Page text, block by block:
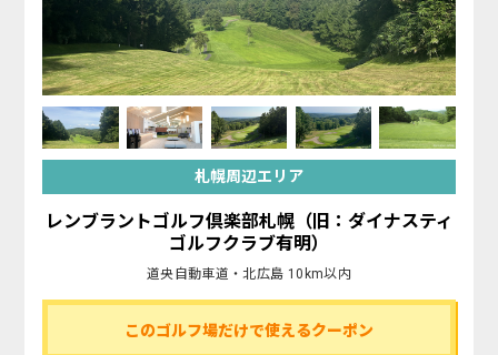
札幌周辺エリア
レンブラントゴルフ倶楽部札幌（旧：ダイナスティ
ゴルフクラブ有明）
道央自動車道・北広島 10km以内
このゴルフ場だけで使えるクーポン